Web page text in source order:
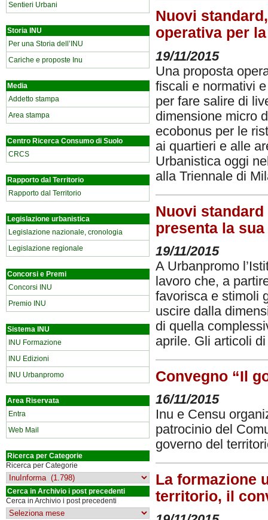
Sentieri Urbani
Storia INU
Per una Storia dell’INU
Cariche e proposte Inu
Media
Addetto stampa
Area stampa
Centro Ricerca Consumo di Suolo
CRCS
Rapporto dal Territorio
Rapporto dal Territorio
Legislazione urbanistica
Legislazione nazionale, cronologia
Legislazione regionale
Concorsi e Premi
Concorsi INU
Premio INU
Sistema INU
INU Formazione
INU Edizioni
INU Urbanpromo
Area Riservata
Entra
Web Mail
Ricerca per Categorie
Ricerca per Categorie
Cerca in Archivio i post precedenti
Cerca in Archivio i post precedenti
Nuovi
operativa per
19/11/2015
Una proposta
fiscali e normativi
per fare salire di
dimensione micro
ecobonus per le
ai quartieri e alle
Urbanistica oggi
alla Triennale di
Nuovi
presenta la
19/11/2015
A Urbanpromo
lavoro che, a
favorisca e stimoli
uscire dalla
di quella
aprile. Gli articoli
Convegno “Il
16/11/2015
Inu e Censu
patrocinio del
governo del
La formazione
territorio, il